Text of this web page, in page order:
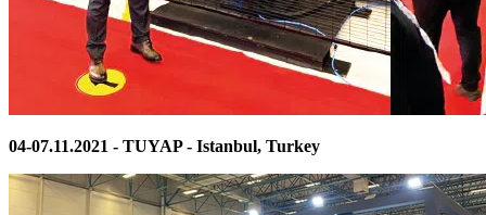
04-07.11.2021 - TUYAP - Istanbul, Turkey